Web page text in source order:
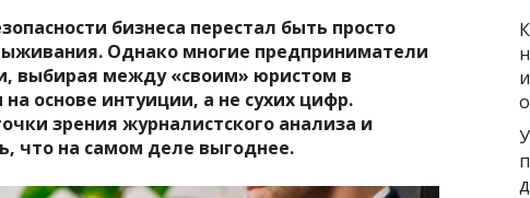
бизнеса перестал быть просто
Однако многие предприниматели
выбирая между «своим» юристом в
основе интуиции, а не сухих цифр.
зрения журналистского анализа и
что на самом деле выгоднее.